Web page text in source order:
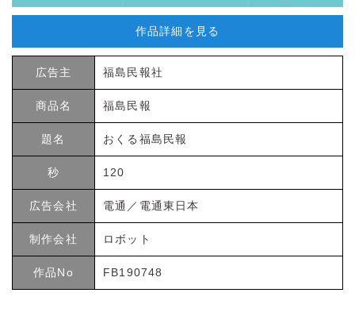
作品詳細を見る
広告主 福島民報社
商品名 福島民報
題名 おくる福島民報
秒 120
広告会社 電通／電通東日本
制作会社 ロボット
作品No FB190748